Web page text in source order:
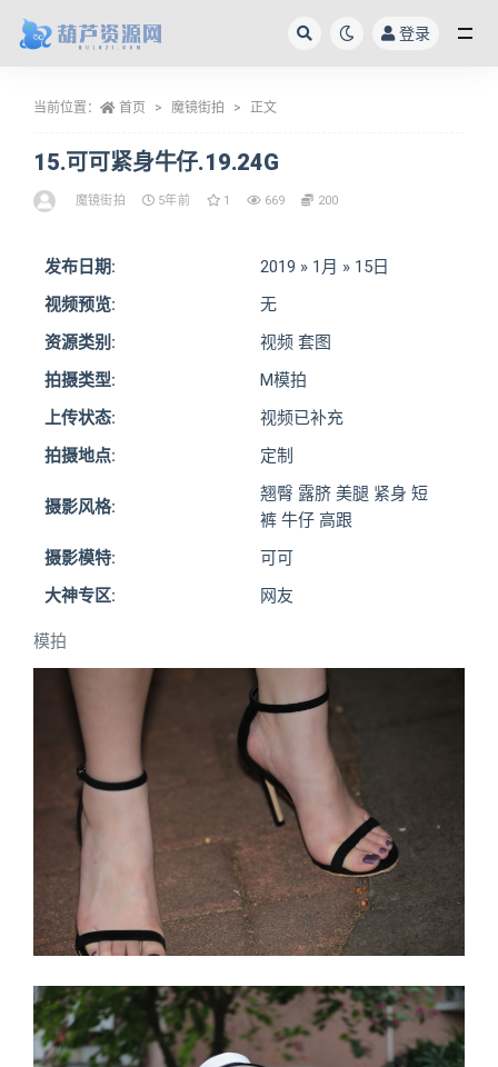
登录
当前位置： 首页 魔镜街拍 正文
15.可可紧身牛仔.19.24G
魔镜街拍 5年前 1 669 200
模拍
发布日期:
2019 » 1月 » 15日
视频预览:
无
资源类别:
视频 套图
拍摄类型:
M模拍
上传状态:
视频已补充
拍摄地点:
定制
摄影风格:
翘臀 露脐 美腿 紧身 短
裤 牛仔 高跟
摄影模特:
可可
大神专区:
网友